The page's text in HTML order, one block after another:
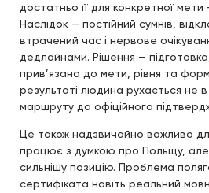
достатньо її для конкретної мети
Наслідок — постійний сумнів,
втрачений час і нервове
дедлайнами. Рішення —
прив’язана до мети, рівня та
результаті людина рухається не в
маршруту до офіційного
Це також надзвичайно важливо
працює з думкою про Польщу,
сильнішу позицію. Проблема
сертифіката навіть реальний